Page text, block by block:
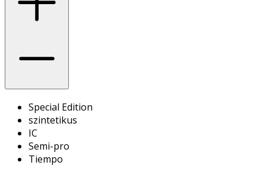
Special Edition
szintetikus
IC
Semi-pro
Tiempo